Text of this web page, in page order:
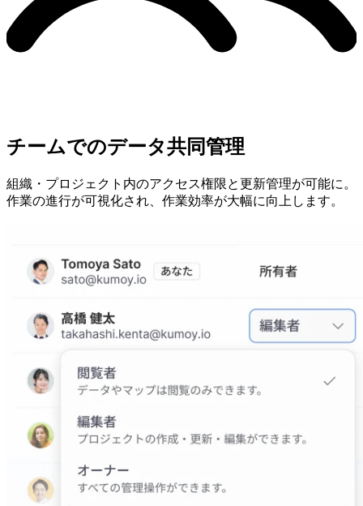
チームでの​データ共同管理
組織・プロジェクト内の​アクセス権限と更新管理が可能に。​
作業の進行が可視化され、​作業効率が大幅に向上します。